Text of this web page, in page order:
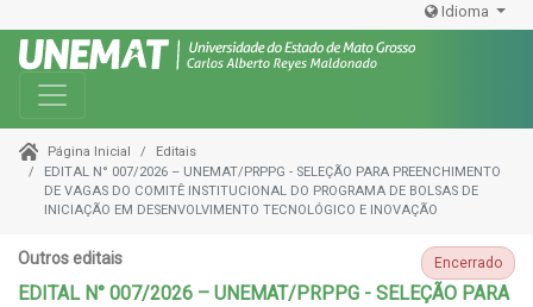
Idioma
Toggle navigation
Página Inicial
Editais
EDITAL N° 007/2026 – UNEMAT/PRPPG - SELEÇÃO PARA PREENCHIMENTO
DE VAGAS DO COMITÊ INSTITUCIONAL DO PROGRAMA DE BOLSAS DE
INICIAÇÃO EM DESENVOLVIMENTO TECNOLÓGICO E INOVAÇÃO
Outros editais Encerrado
EDITAL N° 007/2026 – UNEMAT/PRPPG - SELEÇÃO PARA